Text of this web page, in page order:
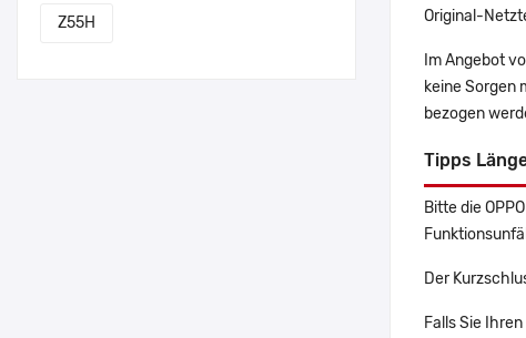
Z55H
Original-
Im Angebot
keine Sorgen
bezogen
Tipps
Bitte die
Der
Falls Sie Ihren